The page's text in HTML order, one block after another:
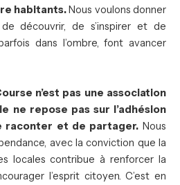
habitants.Nous voulons donner
découvrir, de s’inspirer et de
dans l’ombre, font avancer
n’est pas une association
ne repose pas sur l’adhésion
raconter et de partager. Nous
avec la conviction que la
locales contribue à renforcer la
l’esprit citoyen. C’est en